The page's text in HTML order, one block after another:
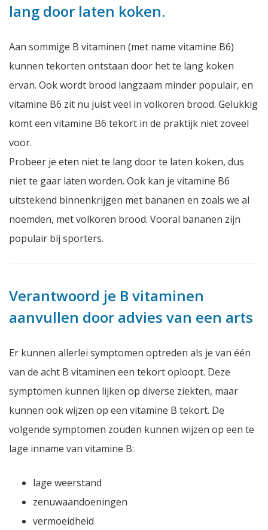
lang door laten koken.
Aan sommige B vitaminen (met name vitamine B6)
kunnen tekorten ontstaan door het te lang koken
ervan. Ook wordt brood langzaam minder populair, en
vitamine B6 zit nu juist veel in volkoren brood. Gelukkig
komt een vitamine B6 tekort in de praktijk niet zoveel
voor.
Probeer je eten niet te lang door te laten koken, dus
niet te gaar laten worden. Ook kan je vitamine B6
uitstekend binnenkrijgen met bananen en zoals we al
noemden, met volkoren brood. Vooral bananen zijn
populair bij sporters.
Verantwoord je B vitaminen
aanvullen door advies van een arts
Er kunnen allerlei symptomen optreden als je van één
van de acht B vitaminen een tekort oploopt. Deze
symptomen kunnen lijken op diverse ziekten, maar
kunnen ook wijzen op een vitamine B tekort. De
volgende symptomen zouden kunnen wijzen op een te
lage inname van vitamine B:
lage weerstand
zenuwaandoeningen
vermoeidheid